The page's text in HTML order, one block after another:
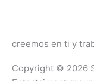
creemos en ti y
Copyright © 2026